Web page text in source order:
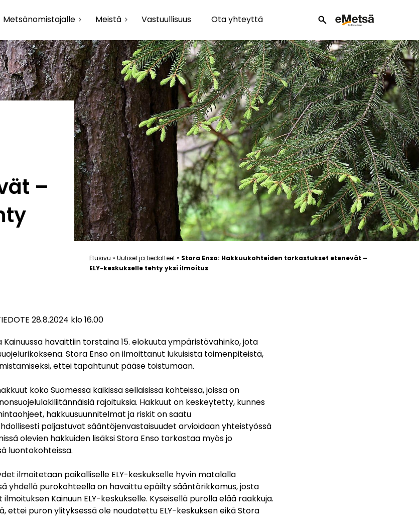
Metsänomistajalle Meistä Vastuullisuus Ota yhteyttä search
–
Etusivu » Uutiset ja tiedotteet» Stora Enso: Hakkuukohteiden tarkastukset etenevät –
ELY-keskukselle tehty yksi ilmoitus
28.8.2024 klo 16.00
havaittiin torstaina 15. elokuuta ympäristövahinko, jota
Stora Enso on ilmoittanut lukuisista toimenpiteistä,
ettei tapahtunut pääse toistumaan.
koko Suomessa kaikissa sellaisissa kohteissa, joissa on
rajoituksia. Hakkuut on keskeytetty, kunnes
hakkuusuunnitelmat ja riskit on saatu
paljastuvat sääntöjenvastaisuudet arvioidaan yhteistyössä
olevien hakkuiden lisäksi Stora Enso tarkastaa myös jo
luontokohteissa.
ilmoitetaan paikalliselle ELY-keskukselle hyvin matalalla
yhdellä purokohteella on havaittu epäilty sääntörikkomus, josta
Kainuun ELY-keskukselle. Kyseisellä purolla elää raakkuja.
ettei puron ylityksessä ole noudatettu ELY-keskuksen eikä Stora